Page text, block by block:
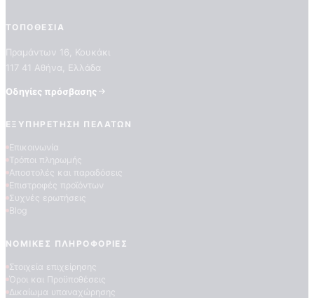
ΠΟΙΟΤΗΤΕΣ ΤΑΠΕΤΣΑΡΙΩΝ
ΕΠΕΞΗΓΗΣΗ ΣΥΜΒΟΛΩΝ
ΤΟΠΟΘΕΣΊΑ
Πραμάντων 16, Κουκάκι
117 41 Αθήνα, Ελλάδα
Οδηγίες πρόσβασης
ΕΞΥΠΗΡΈΤΗΣΗ ΠΕΛΑΤΏΝ
Επικοινωνία
Τρόποι πληρωμής
Αποστολές και παραδόσεις
Επιστροφές προϊόντων
Συχνές ερωτήσεις
Blog
ΝΟΜΙΚΈΣ ΠΛΗΡΟΦΟΡΊΕΣ
Στοιχεία επιχείρησης
Όροι και Προϋποθέσεις
Δικαίωμα υπαναχώρησης